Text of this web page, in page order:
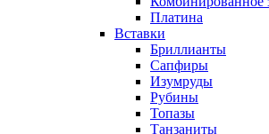
Платина
Вставки
Бриллианты
Сапфиры
Изумруды
Рубины
Топазы
Танзаниты